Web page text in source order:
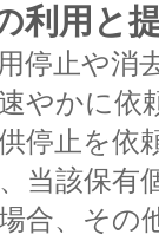
利用と
停止や消
やかに
停止を
当該保有
合、その